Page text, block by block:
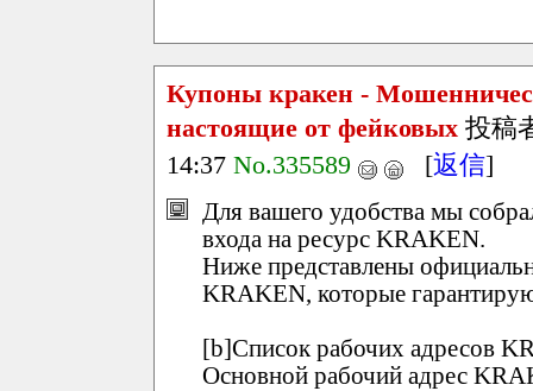
Купоны кракен -
настоящие от фейковых 投稿
14:37 No.335589 [返信]
Для вашего удобства мы
входа на ресурс KRAKEN.
Ниже представлены
KRAKEN, которые
[b]Список рабочих адресов
Основной рабочий адрес